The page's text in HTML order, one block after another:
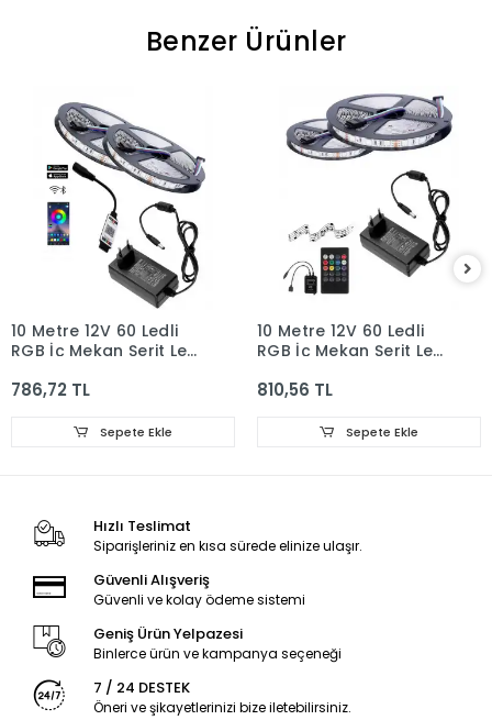
Benzer Ürünler
10 Metre 12V 60 Ledli
RGB İç Mekan Şerit Led
Adaptör Bluetoothlu
Kontrol Üniteli Set
786,72 TL
Sepete Ekle
10 Metre 12V 60 Ledli
RGB İç Mekan Şerit Led
Adaptör Sese ve
Kontrol Üniteli Set
810,56 TL
Sepete Ekle
Hızlı Teslimat
Siparişleriniz en kısa sürede elinize ulaşır.
Güvenli Alışveriş
Güvenli ve kolay ödeme sistemi
Geniş Ürün Yelpazesi
Binlerce ürün ve kampanya seçeneği
7 / 24 DESTEK
Öneri ve şikayetlerinizi bize iletebilirsiniz.